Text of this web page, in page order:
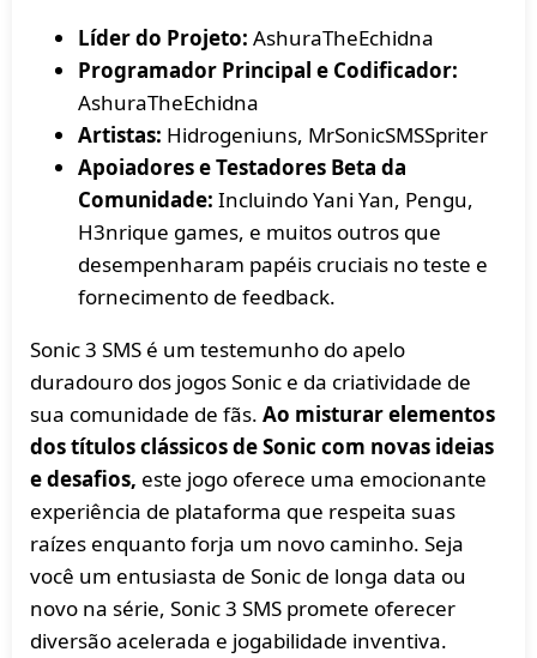
Líder do Projeto: AshuraTheEchidna
Programador Principal e Codificador:
AshuraTheEchidna
Artistas: Hidrogeniuns, MrSonicSMSSpriter
Apoiadores e Testadores Beta da
Comunidade: Incluindo Yani Yan, Pengu,
H3nrique games, e muitos outros que
desempenharam papéis cruciais no teste e
fornecimento de feedback.
Sonic 3 SMS é um testemunho do apelo
duradouro dos jogos Sonic e da criatividade de
sua comunidade de fãs. Ao misturar elementos
dos títulos clássicos de Sonic com novas ideias
e desafios, este jogo oferece uma emocionante
experiência de plataforma que respeita suas
raízes enquanto forja um novo caminho. Seja
você um entusiasta de Sonic de longa data ou
novo na série, Sonic 3 SMS promete oferecer
diversão acelerada e jogabilidade inventiva.